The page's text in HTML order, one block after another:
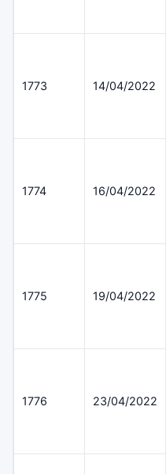
1773 14/04/2022
1774 16/04/2022
1775 19/04/2022
1776 23/04/2022